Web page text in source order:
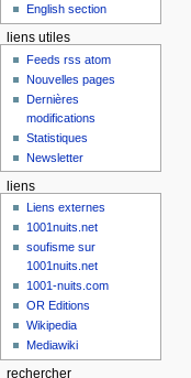
English section
liens utiles
Feeds rss atom
Nouvelles pages
Dernières
modifications
Statistiques
Newsletter
liens
Liens externes
1001nuits.net
soufisme sur
1001nuits.net
1001-nuits.com
OR Editions
Wikipedia
Mediawiki
rechercher